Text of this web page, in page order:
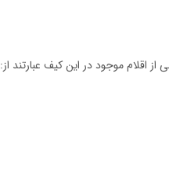
اقلام موجود در این کیف عبارتند از: